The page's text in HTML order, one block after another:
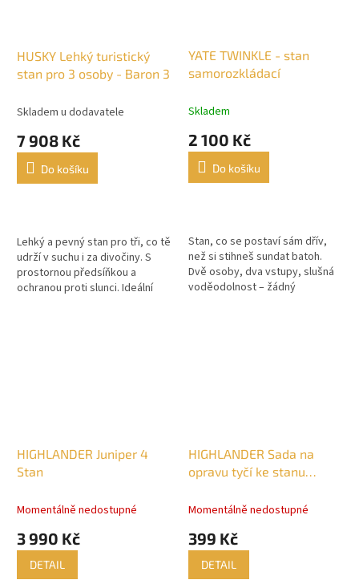
HUSKY Lehký turistický
stan pro 3 osoby - Baron 3
Skladem u dodavatele
7 908 Kč
Do košíku
Lehký a pevný stan pro tři, co tě
udrží v suchu i za divočiny. S
prostornou předsíňkou a
ochranou proti slunci. Ideální
YATE TWINKLE - stan
samorozkládací
Skladem
2 100 Kč
Do košíku
Stan, co se postaví sám dřív,
než si stihneš sundat batoh.
Dvě osoby, dva vstupy, slušná
voděodolnost – žádný
HIGHLANDER Juniper 4
Stan
Momentálně nedostupné
3 990 Kč
DETAIL
HIGHLANDER Sada na
opravu tyčí ke stanu
Momentálně nedostupné
399 Kč
DETAIL